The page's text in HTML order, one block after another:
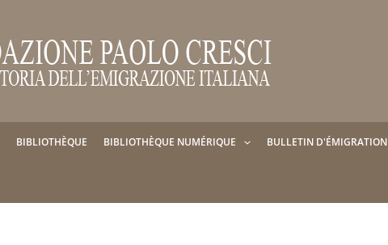
BIBLIOTHÈQUE BIBLIOTHÈQUE NUMÉRIQUE BULLETIN D'ÉMIGRATION